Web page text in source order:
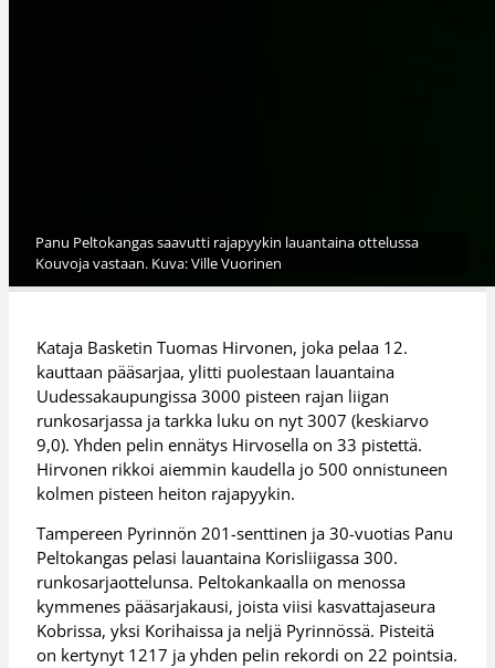
Panu Peltokangas saavutti rajapyykin lauantaina ottelussa
Kouvoja vastaan. Kuva: Ville Vuorinen
Kataja Basketin Tuomas Hirvonen, joka pelaa 12.
kauttaan pääsarjaa, ylitti puolestaan lauantaina
Uudessakaupungissa 3000 pisteen rajan liigan
runkosarjassa ja tarkka luku on nyt 3007 (keskiarvo
9,0). Yhden pelin ennätys Hirvosella on 33 pistettä.
Hirvonen rikkoi aiemmin kaudella jo 500 onnistuneen
kolmen pisteen heiton rajapyykin.
Tampereen Pyrinnön 201-senttinen ja 30-vuotias Panu
Peltokangas pelasi lauantaina Korisliigassa 300.
runkosarjaottelunsa. Peltokankaalla on menossa
kymmenes pääsarjakausi, joista viisi kasvattajaseura
Kobrissa, yksi Korihaissa ja neljä Pyrinnössä. Pisteitä
on kertynyt 1217 ja yhden pelin rekordi on 22 pointsia.